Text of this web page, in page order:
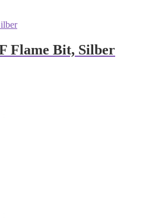
Flame Bit, Silber